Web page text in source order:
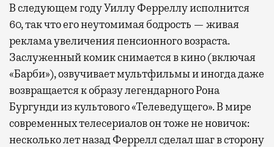
несколько — в разных зонах воздушных
гаваней. На некоторых вокзалах — тоже.
Лаунжи доступны на Ленинградском,
Павелецком, Казанском, Ярославском
и Курском вокзалах.Попасть в бизнес-залы
могут держатели карт Mir Supreme. Причем
не только в столице. Всего доступно более
1000 бизнес-залов по всему миру.
В следующем году Уиллу Ферреллу исполнится
60, так что его неутомимая бодрость — живая
реклама увеличения пенсионного возраста.
Заслуженный комик снимается в кино (включая
«Барби»), озвучивает мультфильмы и иногда даже
возвращается к образу легендарного Рона
Бургунди из культового «Телеведущего». В мире
современных телесериалов он тоже не новичок:
несколько лет назад Феррелл сделал шаг в сторону